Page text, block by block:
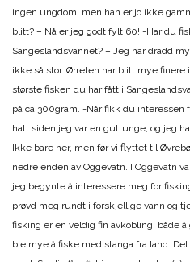
ingen ungdom, men han er jo ikke
blitt? – Nå er jeg godt fylt 60! -Har du
Sangeslandsvannet? – Jeg har dradd
ikke så stor. Ørreten har blitt mye
største fisken du har fått i
på ca 300gram. -Når fikk du interessen
hatt siden jeg var en guttunge, og jeg
Ikke bare her, men før vi flyttet til
nedre enden av Oggevatn. I Oggevatn
jeg begynte å interessere meg for
prøvd meg rundt i forskjellige vann og
fisking er en veldig fin avkobling, både
ble mye å fiske med stanga fra land.